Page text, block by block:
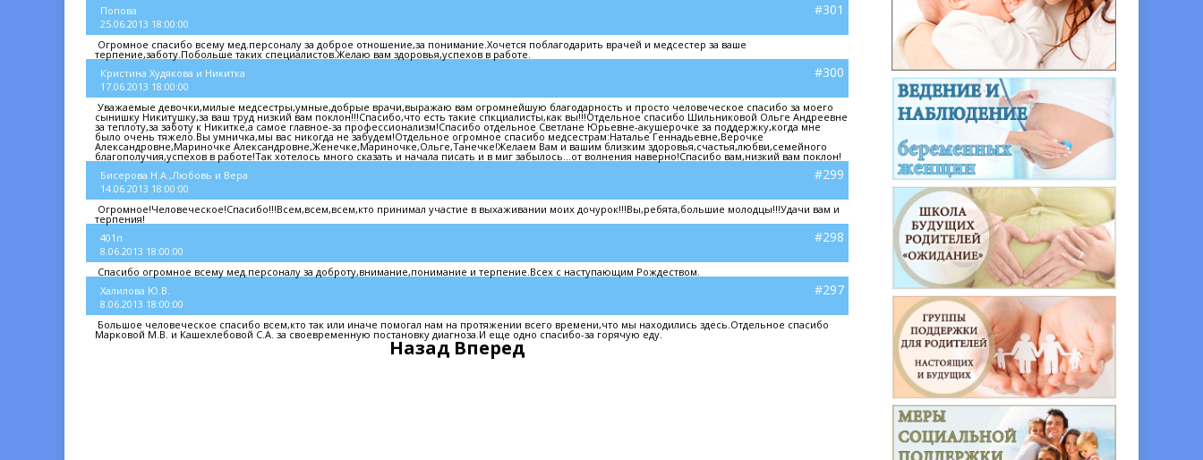
Попова
25.06.2013 18:00:00
#301
Огромное спасибо всему мед.персоналу за доброе отношение,за понимание.Хочется поблагодарить врачей и медсестер за ваше
терпение,заботу.Побольше таких специалистов.Желаю вам здоровья,успехов в работе.
Кристина Худякова и Никитка
17.06.2013 18:00:00
#300
Уважаемые девочки,милые медсестры,умные,добрые врачи,выражаю вам огромнейшую благодарность и просто человеческое спасибо за моего
сынишку Никитушку,за ваш труд низкий вам поклон!!!Спасибо,что есть такие спкциалисты,как вы!!!Отдельное спасибо Шильниковой Ольге Андреевне
за теплоту,за заботу к Никитке,а самое главное-за профессионализм!Спасибо отдельное Светлане Юрьевне-акушерочке за поддержку,когда мне
было очень тяжело.Вы умничка,мы вас никогда не забудем!Отдельное огромное спасибо медсестрам:Наталье Геннадьевне,Верочке
Александровне,Мариночке Александровне,Женечке,Мариночке,Ольге,Танечке!Желаем Вам и вашим близким здоровья,счастья,любви,семейного
благополучия,успехов в работе!Так хотелось много сказать и начала писать и в миг забылось...от волнения наверно!Спасибо вам,низкий вам поклон!
Бисерова Н.А.,Любовь и Вера
14.06.2013 18:00:00
#299
Огромное!Человеческое!Спасибо!!!Всем,всем,всем,кто принимал участие в выхаживании моих дочурок!!!Вы,ребята,большие молодцы!!!Удачи вам и
терпения!
401п
8.06.2013 18:00:00
#298
Спасибо огромное всему мед.персоналу за доброту,внимание,понимание и терпение.Всех с наступающим Рождеством.
Халилова Ю.В.
8.06.2013 18:00:00
#297
Большое человеческое спасибо всем,кто так или иначе помогал нам на протяжении всего времени,что мы находились здесь.Отдельное спасибо
Марковой М.В. и Кашехлебовой С.А. за своевременную постановку диагноза.И еще одно спасибо-за горячую еду.
Назад Вперед